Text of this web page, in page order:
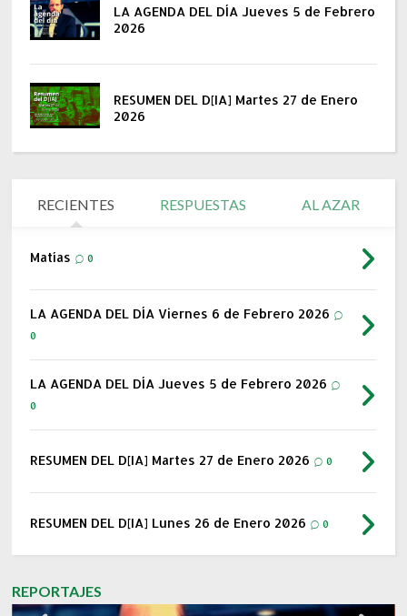
LA AGENDA DEL DÍA Jueves 5 de Febrero
2026
RESUMEN DEL D[IA] Martes 27 de Enero
2026
RECIENTES RESPUESTAS AL AZAR
Matías 0
LA AGENDA DEL DÍA Viernes 6 de Febrero 2026
0
LA AGENDA DEL DÍA Jueves 5 de Febrero 2026
0
RESUMEN DEL D[IA] Martes 27 de Enero 2026 0
RESUMEN DEL D[IA] Lunes 26 de Enero 2026 0
REPORTAJES